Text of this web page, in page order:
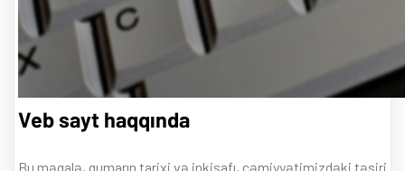
Veb sayt haqqında
Bu məqalə, qumarın tarixi və inkişafı, cəmiyyətimizdəki təsiri